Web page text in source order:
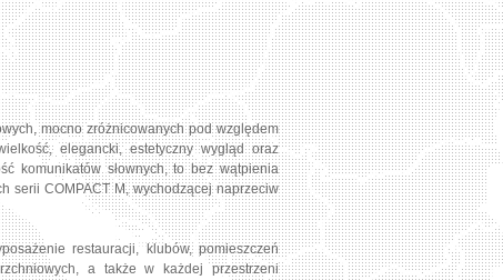
mocno zróżnicowanych pod względem
elegancki, estetyczny wygląd oraz
komunikatów słownych, to bez wątpienia
serii COMPACT M, wychodzącej naprzeciw
restauracji, klubów, pomieszczeń
a także w każdej przestrzeni